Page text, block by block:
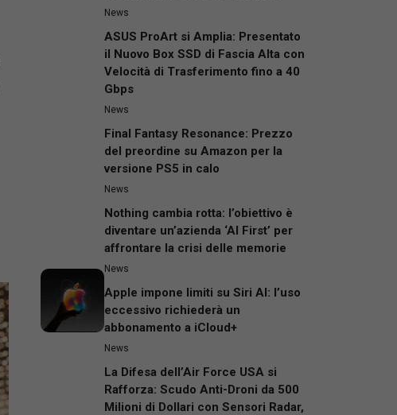
News
ASUS ProArt si Amplia: Presentato
il Nuovo Box SSD di Fascia Alta con
Velocità di Trasferimento fino a 40
Gbps
News
Final Fantasy Resonance: Prezzo
del preordine su Amazon per la
versione PS5 in calo
News
Nothing cambia rotta: l’obiettivo è
diventare un’azienda ‘AI First’ per
affrontare la crisi delle memorie
News
Apple impone limiti su Siri AI: l’uso
eccessivo richiederà un
abbonamento a iCloud+
News
La Difesa dell’Air Force USA si
Rafforza: Scudo Anti-Droni da 500
Milioni di Dollari con Sensori Radar,